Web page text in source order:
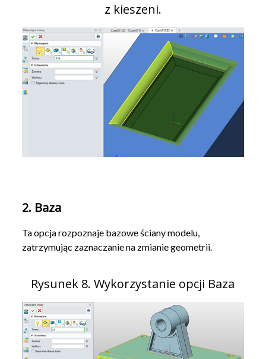
z kieszeni.
2. Baza
Ta opcja rozpoznaje bazowe ściany modelu,
zatrzymując zaznaczanie na zmianie geometrii.
Rysunek 8. Wykorzystanie opcji Baza